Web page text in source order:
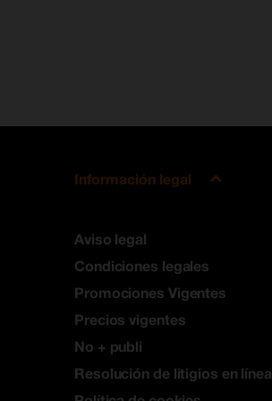
Información legal
Aviso legal
Condiciones legales
Promociones Vigentes
Precios vigentes
No + publi
Resolución de litigios en línea